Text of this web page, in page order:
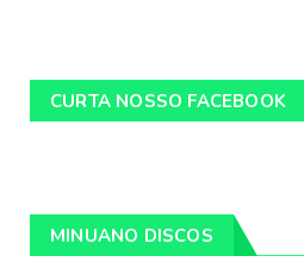
CURTA NOSSO FACEBOOK
MINUANO DISCOS